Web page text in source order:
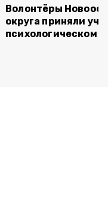
Волонтёры
округа приняли
психологическом